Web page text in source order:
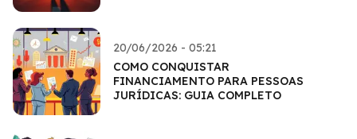
20/06/2026 - 05:21
COMO CONQUISTAR
FINANCIAMENTO PARA PESSOAS
JURÍDICAS: GUIA COMPLETO